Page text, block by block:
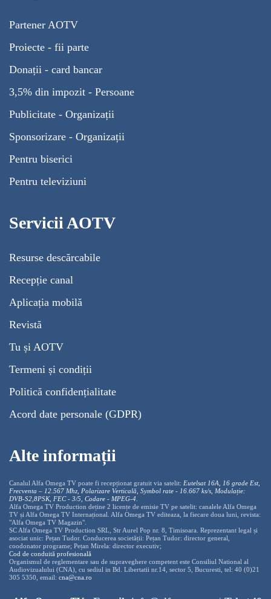
Partener AOTV
Proiecte - fii parte
Donații - card bancar
3,5% din impozit - Persoane
Publicitate - Organizații
Sponsorizare - Organizații
Pentru biserici
Pentru televiziuni
Servicii AOTV
Resurse descărcabile
Recepție canal
Aplicația mobilă
Revistă
Tu și AOTV
Termeni și condiții
Politică confidențialitate
Acord date personale (GDPR)
Alte informații
Canalul Alfa Omega TV poate fi recepționat gratuit via satelit: Eutelsat 16A, 16 grade Est,
Frecventa – 12.567 Mhz, Polarizare Verticală, Symbol rate - 16.667 ks/s, Modulație:
DVB-S2,8PSK, FEC - 3/5, Codare - MPEG-4
Alfa Omega TV Production deține 2 licențe de emisie TV pe satelit: canalele Alfa Omega
TV și Alfa Omega TV Internațional. Alfa Omega TV editeaza, la fiecare doua luni, revista:
"Alfa Omega TV Magazin".
SC Alfa Omega TV Production SRL, Str Aurel Pop nr. 8, Timisoara. Reprezentant legal și
asociat unic: Pețan Tudor. Conducerea societății: Pețan Tudor: director general,
coodonator programe; Pețan Mirela: director executiv;
Cod de conduită profesională
Organismul de reglementare sau de supraveghere competent este Consiliul National al
Audiovizualului (CNA), cu sediul in Bd. Libertatii nr.14, sector 5, Bucuresti, tel: 40 (0)21
305 5350, email: cna@cna.ro